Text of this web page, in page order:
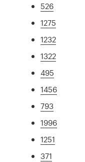
526
1275
1232
1322
495
1456
793
1996
1251
371